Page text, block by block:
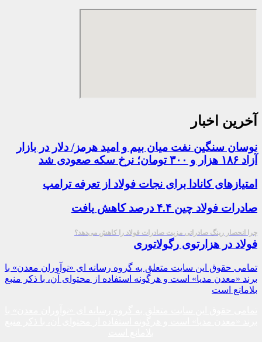
آخرین اخبار
نوسان سنگین نفت میان بیم و امید هرمز/ دلار در بازار
آزاد ۱۸۶ هزار و ۳۰۰ تومان؛ نرخ سکه صعودی شد
امتیازهای کانادا برای نجات فولاد از تعرفه ترامپ
صادرات فولاد چین ۴.۴ درصد کاهش یافت
چرا انحصار رینگ صادراتی مزیت صادرات فولاد را کاهش می‌دهد؟
فولاد در هزارتوی رگولاتوری
تمامی حقوق این سایت متعلق به گروه رسانه ای «نوآوران معدن» با
برند «معدن مدیا» است و هرگونه استفاده از محتوای آن، با ذکر منبع
بلامانع است